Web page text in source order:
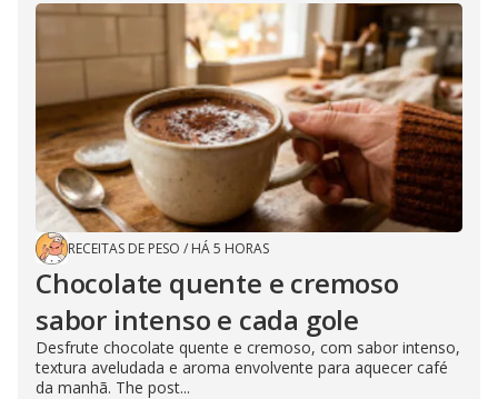
RECEITAS DE PESO / HÁ 5 HORAS
Chocolate quente e cremoso
sabor intenso e cada gole
Desfrute chocolate quente e cremoso, com sabor intenso,
textura aveludada e aroma envolvente para aquecer café
da manhã. The post...